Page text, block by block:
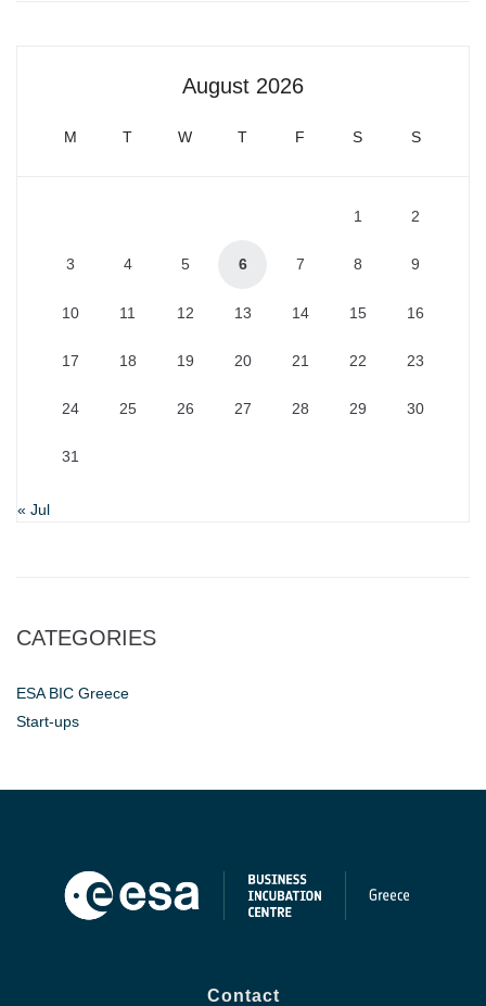
August 2026
M T W T F S S
1 2
3 4 5 6 7 8 9
10 11 12 13 14 15 16
17 18 19 20 21 22 23
24 25 26 27 28 29 30
31
« Jul
CATEGORIES
ESA BIC Greece
Start-ups
Contact